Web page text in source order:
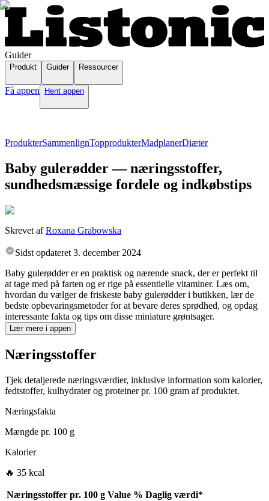
Guider
Produkt Guider Ressourcer
Få appen Hent appen
ProdukterSammenlignTopprodukterMadplanerDiæter
Baby gulerødder — næringsstoffer,
sundhedsmæssige fordele og indkøbstips
Skrevet af Roxana Grabowska
Sidst opdateret 3. december 2024
Baby gulerødder er en praktisk og nærende snack, der er perfekt til
at tage med på farten og er rige på essentielle vitaminer. Læs om,
hvordan du vælger de friskeste baby gulerødder i butikken, lær de
bedste opbevaringsmetoder for at bevare deres sprødhed, og opdag
interessante fakta og tips om disse miniature grøntsager.
Lær mere i appen
Næringsstoffer
Tjek detaljerede næringsværdier, inklusive information som kalorier,
fedtstoffer, kulhydrater og proteiner pr. 100 gram af produktet.
Næringsfakta
Mængde pr. 100 g
Kalorier
🔥 35 kcal
Næringsstoffer pr. 100 g Value % Daglig værdi*